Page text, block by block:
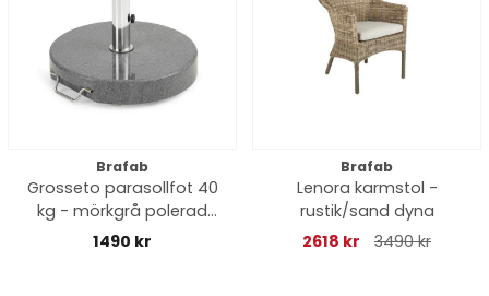
Brafab
Grosseto parasollfot 40
kg - mörkgrå polerad
granit
1490 kr
Brafab
Lenora karmstol -
rustik/sand dyna
2618 kr
3490 kr